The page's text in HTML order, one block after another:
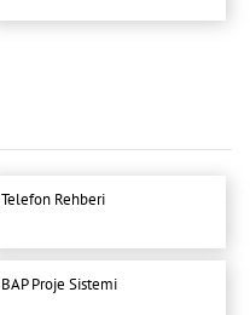
Telefon Rehberi
BAP Proje Sistemi